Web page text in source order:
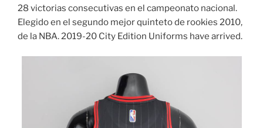
28 victorias consecutivas en el campeonato nacional.
Elegido en el segundo mejor quinteto de rookies 2010,
de la NBA. 2019-20 City Edition Uniforms have arrived.